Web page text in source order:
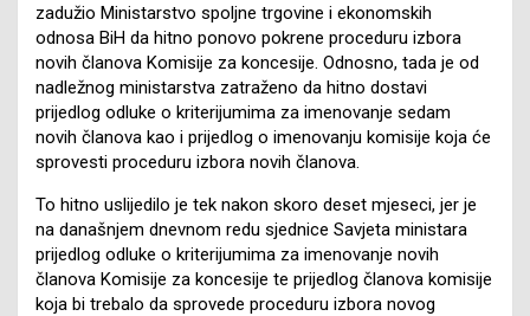
zadužio Ministarstvo spoljne trgovine i ekonomskih
odnosa BiH da hitno ponovo pokrene proceduru izbora
novih članova Komisije za koncesije. Odnosno, tada je od
nadležnog ministarstva zatraženo da hitno dostavi
prijedlog odluke o kriterijumima za imenovanje sedam
novih članova kao i prijedlog o imenovanju komisije koja će
sprovesti proceduru izbora novih članova.
To hitno uslijedilo je tek nakon skoro deset mjeseci, jer je
na današnjem dnevnom redu sjednice Savjeta ministara
prijedlog odluke o kriterijumima za imenovanje novih
članova Komisije za koncesije te prijedlog članova komisije
koja bi trebalo da sprovede proceduru izbora novog